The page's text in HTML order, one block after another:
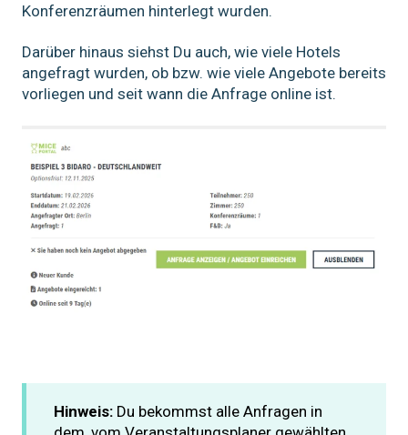
Konferenzräumen hinterlegt wurden.
Darüber hinaus siehst Du auch, wie viele Hotels
angefragt wurden, ob bzw. wie viele Angebote bereits
vorliegen und seit wann die Anfrage online ist.
Hinweis: Du bekommst alle Anfragen in